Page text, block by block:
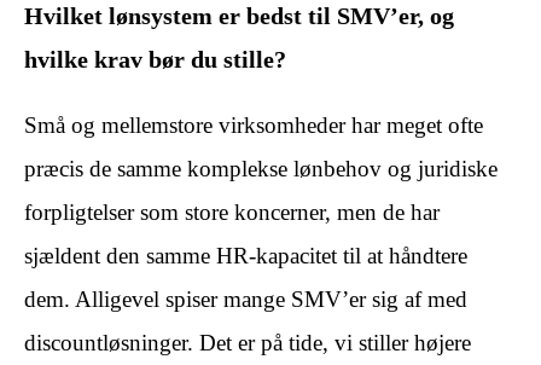
Hvilket lønsystem er bedst til SMV’er, og
hvilke krav bør du stille?
Små og mellemstore virksomheder har meget ofte
præcis de samme komplekse lønbehov og juridiske
forpligtelser som store koncerner, men de har
sjældent den samme HR-kapacitet til at håndtere
dem. Alligevel spiser mange SMV’er sig af med
discountløsninger. Det er på tide, vi stiller højere